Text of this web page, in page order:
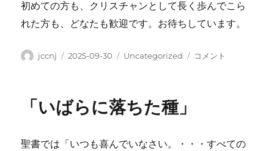
初めての方も、クリスチャンとして長く歩んでこら
れた方も、どなたも歓迎です。お待ちしています。
投
jccnj
投
2025-09-30
カ
ー
Uncategorized
＜
書
コメント
「いばらに落ちた種」
聖書では「いつも喜んでいなさい。・・・すべての